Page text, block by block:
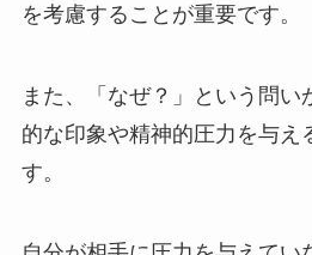
を考慮することが重要です。
また、「なぜ？」という問い
的な印象や精神的圧力を与え
す。